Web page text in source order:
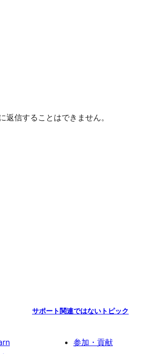
返信することはできません。
サポート関連ではないトピック
参加・貢献